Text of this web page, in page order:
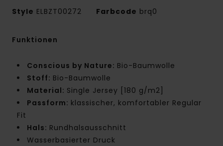
Style ELBZT00272 Farbcode brq0
Funktionen
Conscious by Nature: Bio-Baumwolle
Stoff: Bio-Baumwolle
Material: Single Jersey [180 g/m2]
Passform: klassischer, komfortabler Regular
Fit
Hals: Rundhalsausschnitt
Wasserbasierter Druck